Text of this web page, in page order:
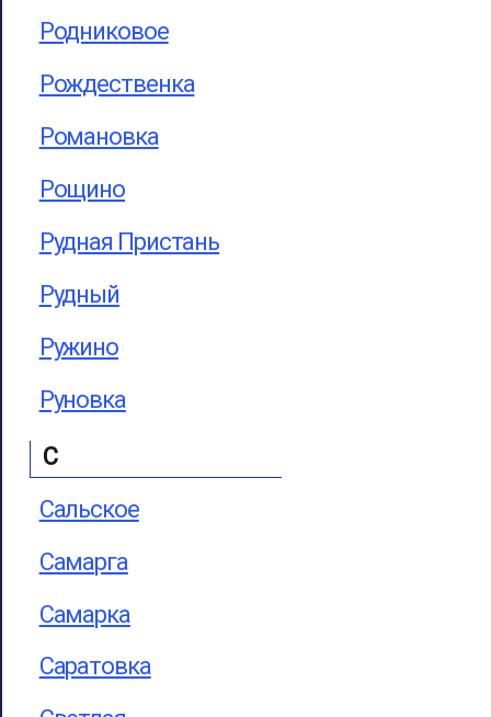
Родниковое
Рождественка
Романовка
Рощино
Рудная Пристань
Рудный
Ружино
Руновка
С
Сальское
Самарга
Самарка
Саратовка